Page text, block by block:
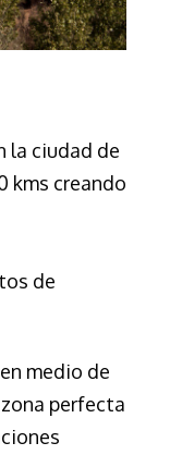
la ciudad de
kms creando
de
medio de
perfecta